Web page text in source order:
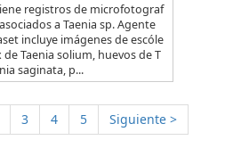
registros de microfotograf
a Taenia sp. Agente
incluye imágenes de escóle
Taenia solium, huevos de T
saginata, p...
3 4 5
Siguiente >